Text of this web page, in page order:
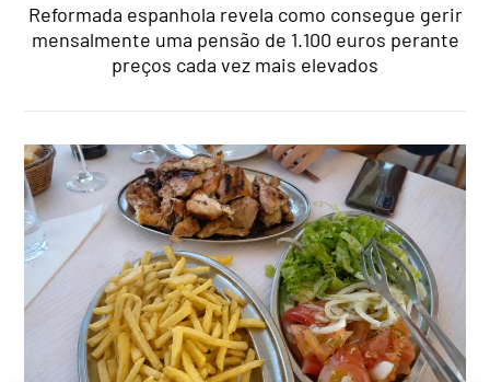
Reformada espanhola revela como consegue gerir
mensalmente uma pensão de 1.100 euros perante
preços cada vez mais elevados